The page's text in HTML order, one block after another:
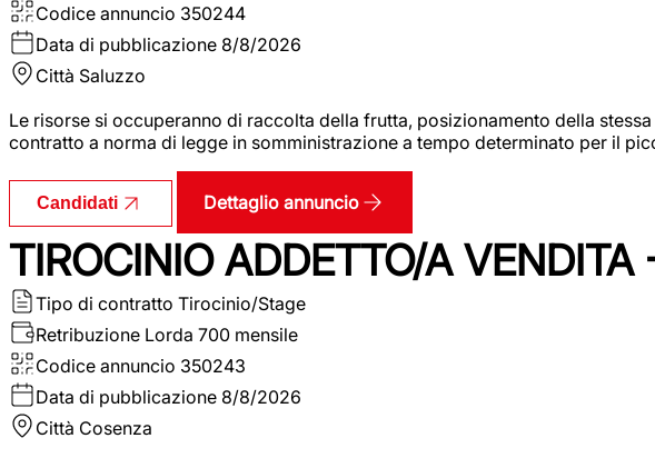
Codice annuncio 350244
Data di pubblicazione 8/8/2026
Città Saluzzo
Le risorse si occuperanno di raccolta della frutta, posizionamento della
contratto a norma di legge in somministrazione a tempo determinato per il
Candidati Dettaglio annuncio
TIROCINIO ADDETTO/A VENDITA
Tipo di contratto Tirocinio/Stage
Retribuzione Lorda 700 mensile
Codice annuncio 350243
Data di pubblicazione 8/8/2026
Città Cosenza